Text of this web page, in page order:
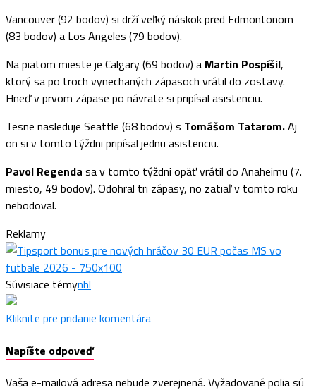
Vancouver (92 bodov) si drží veľký náskok pred Edmontonom
(83 bodov) a Los Angeles (79 bodov).
Na piatom mieste je Calgary (69 bodov) a Martin Pospíšil,
ktorý sa po troch vynechaných zápasoch vrátil do zostavy.
Hneď v prvom zápase po návrate si pripísal asistenciu.
Tesne nasleduje Seattle (68 bodov) s Tomášom Tatarom.Aj
on si v tomto týždni pripísal jednu asistenciu.
Pavol Regenda sa v tomto týždni opäť vrátil do Anaheimu (7.
miesto, 49 bodov). Odohral tri zápasy, no zatiaľ v tomto roku
nebodoval.
Reklamy
Súvisiace témynhl
Kliknite pre pridanie komentára
Napíšte odpoveď
Vaša e-mailová adresa nebude zverejnená. Vyžadované polia sú